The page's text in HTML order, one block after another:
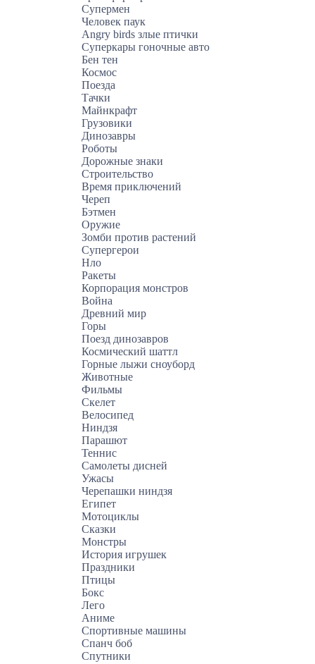
Супермен
Человек паук
Angry birds злые птички
Суперкары гоночные авто
Бен тен
Космос
Поезда
Тачки
Майнкрафт
Грузовики
Динозавры
Роботы
Дорожные знаки
Строительство
Время приключений
Череп
Бэтмен
Оружие
Зомби против растений
Супергерои
Нло
Ракеты
Корпорация монстров
Война
Древний мир
Горы
Поезд динозавров
Космический шаттл
Горные лыжи сноуборд
Животные
Фильмы
Скелет
Велосипед
Ниндзя
Парашют
Теннис
Самолеты дисней
Ужасы
Черепашки ниндзя
Египет
Мотоциклы
Сказки
Монстры
История игрушек
Праздники
Птицы
Бокс
Лего
Аниме
Спортивные машины
Спанч боб
Спутники